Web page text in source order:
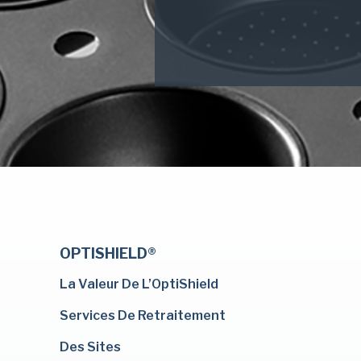
OPTISHIELD®
La Valeur De L’OptiShield
Services De Retraitement
Des Sites